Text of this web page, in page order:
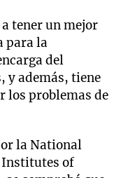
tener un mejor
para la
del
y además, tiene
los problemas de
la National
of